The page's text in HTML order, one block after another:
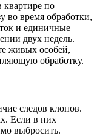
по
во время обработки,
и единичные
двух недель.
живых особей,
обработку.
следов клопов.
Если в них
выбросить.